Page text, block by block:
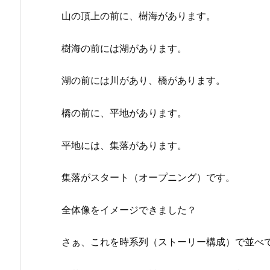
山の頂上の前に、樹海があります。
樹海の前には湖があります。
湖の前には川があり、橋があります。
橋の前に、平地があります。
平地には、集落があります。
集落がスタート（オープニング）です。
全体像をイメージできました？
さぁ、これを時系列（ストーリー構成）で並べ